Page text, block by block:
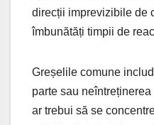
direcții imprevizibile de
îmbunătăți timpii de
Greșelile comune
parte sau
ar trebui să se